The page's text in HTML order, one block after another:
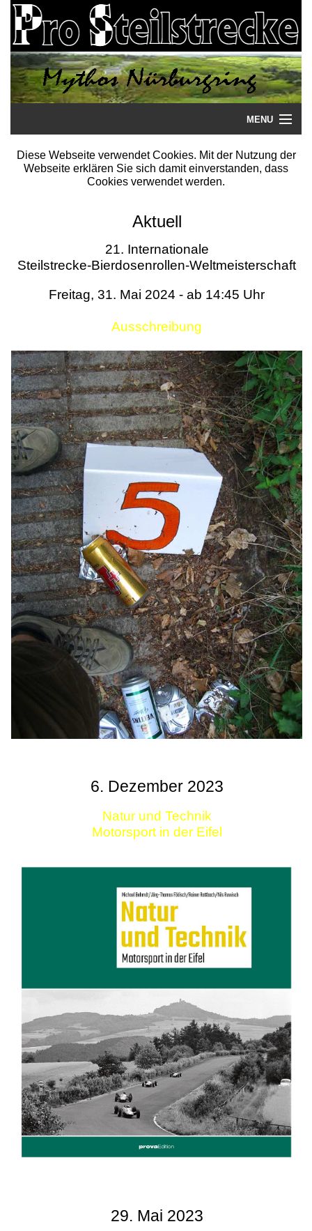
MENU
Startseite
Literatur
Termine
Diese Webseite verwendet Cookies. Mit der Nutzung der
Webseite erklären Sie sich damit einverstanden, dass
Cookies verwendet werden.
Aktuell
21. Internationale
Steilstrecke-Bierdosenrollen-Weltmeisterschaft
Freitag, 31. Mai 2024 - ab 14:45 Uhr
Ausschreibung
6. Dezember 2023
Natur und Technik
Motorsport in der Eifel
29. Mai 2023